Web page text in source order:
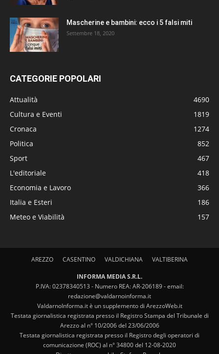
Mascherine e bambini: ecco i 5 falsi miti
Settembre 18, 2020
CATEGORIE POPOLARI
Attualità
4690
Cultura e Eventi
1819
Cronaca
1274
Politica
852
Sport
467
L'editoriale
418
Economia e Lavoro
366
Italia e Esteri
186
Meteo e Viabilità
157
AREZZO CASENTINO VALDICHIANA VALTIBERINA
INFORMA MEDIA S.R.L.
P.IVA: 02378340513 - Numero REA: AR-206189 - email:
redazione@valdarnoinforma.it
ValdarnoInforma.it è un supplemento di ArezzoWeb.it
Testata giornalistica registrata presso il Registro Stampa del Tribunale di
Arezzo al n° 10/2006 del 23/06/2006
Testata giornalistica registrata presso il Registro degli operatori di
comunicazione (ROC) al n° 34800 del 12-08-2020